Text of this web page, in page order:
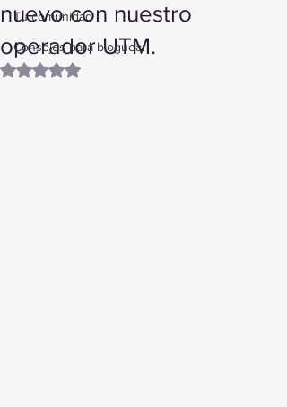
Tu comunidad
Consejos para bloguear
nuevo con nuestro
operador UTM.
Obtuvo NaN de 5 estrellas.